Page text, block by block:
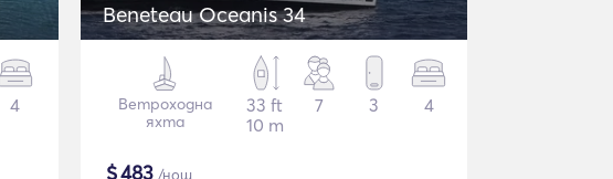
4
Beneteau Oceanis 34
Ветроходна
яхта
33 ft
10 m
7 3 4
$483 /нощ